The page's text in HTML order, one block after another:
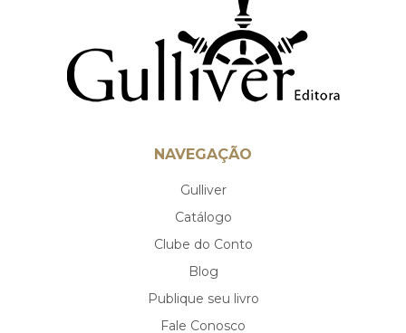
NAVEGAÇÃO
Gulliver
Catálogo
Clube do Conto
Blog
Publique seu livro
Fale Conosco